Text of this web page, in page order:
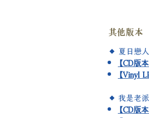
其他版本
◆ 夏日戀
【CD版
【Vinyl
◆ 我是老
【CD版